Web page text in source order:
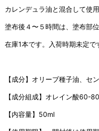
カレンデュラ油と混合して使
塗布後４〜５時間は、塗布部
在庫1本です。入荷時期未定で
【成分】オリーブ種子油、セ
【成分組成】オレイン酸60-
【内容量】50ml